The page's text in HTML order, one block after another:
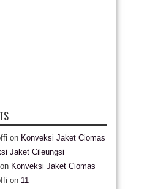
on Konveksi Jaket Ciomas
Jaket Cileungsi
on Konveksi Jaket Ciomas
on 11